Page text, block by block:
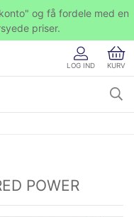
og få fordele med en
priser.
LOG IND KURV
POWER